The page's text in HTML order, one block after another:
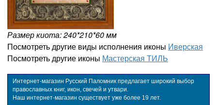
Размер киота: 240*210*60 мм
Посмотреть другие виды исполнения иконы Иверская
Посмотреть другие иконы Мастерская ТИЛЬ
Интернет-магазин Русский Паломник предлагает широкий выбор
православных книг, икон, свечей и утвари.
Наш интернет-магазин существует уже более 19 лет.